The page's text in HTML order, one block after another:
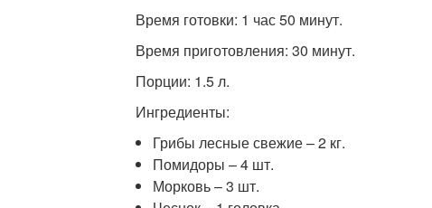
Время готовки: 1 час 50 минут.
Время приготовления: 30 минут.
Порции: 1.5 л.
Ингредиенты:
Грибы лесные свежие – 2 кг.
Помидоры – 4 шт.
Морковь – 3 шт.